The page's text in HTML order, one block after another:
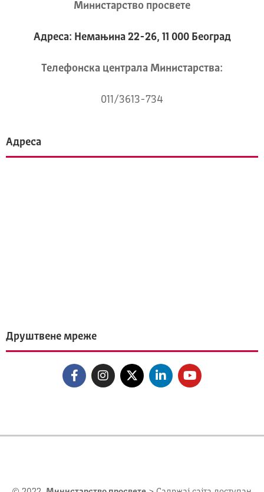
Министарство просвете
Адреса: Немањина 22-26, 11 000 Београд
Телeфонска централа Mинистарства:
011/3613-734
Адреса
Друштвене мреже